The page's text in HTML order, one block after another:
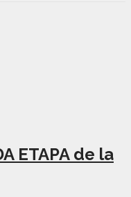
ETAPA de la